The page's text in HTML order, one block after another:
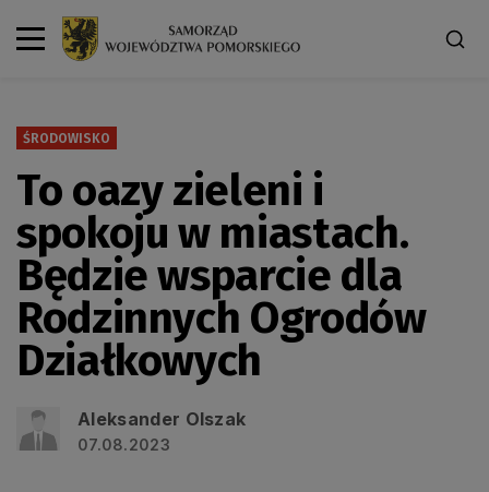
ŚRODOWISKO
To oazy zieleni i
spokoju w miastach.
Będzie wsparcie dla
Rodzinnych Ogrodów
Działkowych
Aleksander Olszak
07.08.2023